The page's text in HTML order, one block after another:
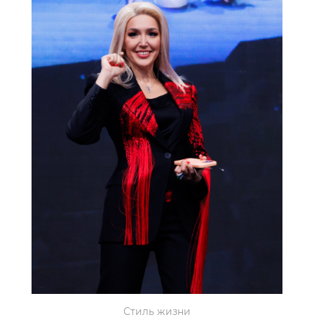
Стиль жизни